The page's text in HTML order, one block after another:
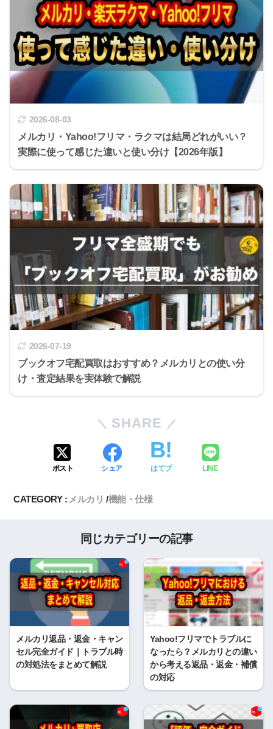
2026-08-03
メルカリ・Yahoo!フリマ・ラクマは結局どれがいい？
実際に使って感じた違いと使い分け【2026年版】
2026-07-19
ブックオフ宅配買取はおすすめ？メルカリとの使い分
け・査定結果を実体験で解説
SHARE
ポスト シェア はてブ LINE
CATEGORY : メルカリ 機能・仕様
同じカテゴリーの記事
メルカリ返品・返金・キャン
セル完全ガイド｜トラブル時
の対処法をまとめて解説
Yahoo!フリマでトラブルに
なったら？メルカリとの違い
から考える返品・返金・補償
の対応